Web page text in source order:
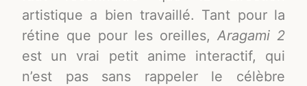
artistique a bien travaillé. Tant pour la
rétine que pour les oreilles, Aragami 2
est un vrai petit anime interactif, qui
n’est pas sans rappeler le célèbre